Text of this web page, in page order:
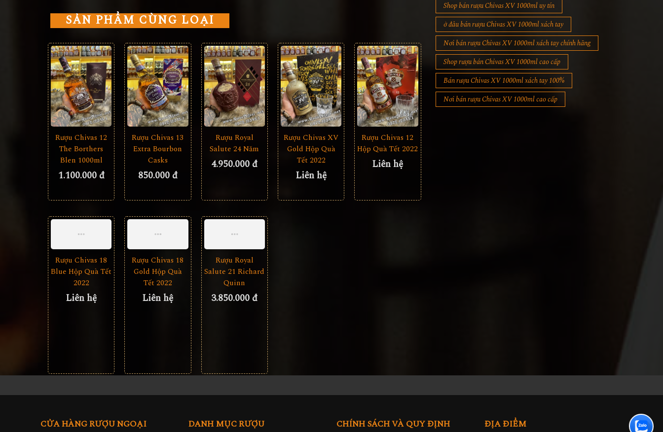
SẢN PHẨM CÙNG LOẠI
Rượu Chivas 12
The Borthers
Blen 1000ml
1.100.000 đ
Rượu Chivas 13
Extra Bourbon
Casks
850.000 đ
Rượu Royal
Salute 24 Năm
4.950.000 đ
Rượu Chivas XV
Gold Hộp Quà
Tết 2022
Liên hệ
Rượu Chivas 12
Hộp Quà Tết 2022
Liên hệ
Shop bán rượu Chivas XV 1000ml uy tín
ở đâu bán rượu Chivas XV 1000ml xách tay
Nơi bán rượu Chivas XV 1000ml xách tay chính hãng
Shop rượu bán Chivas XV 1000ml cao cấp
Bán rượu Chivas XV 1000ml xách tay 100%
Nơi bán rượu Chivas XV 1000ml cao cấp
CỬA HÀNG RƯỢU NGOẠI DANH MỤC RƯỢU CHÍNH SÁCH VÀ QUY ĐỊNH ĐỊA ĐIỂM